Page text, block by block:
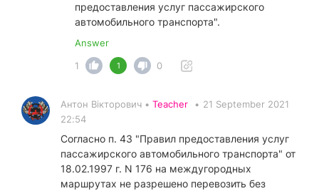
предоставления услуг пассажирского
автомобильного транспорта".
Answer
1
1 0
Антон Вікторович • Teacher • 21 September 2021
22:54
Согласно п. 43 "Правил предоставления услуг
пассажирского автомобильного транспорта" от
18.02.1997 г. N 176 на междугородных
маршрутах не разрешено перевозить без